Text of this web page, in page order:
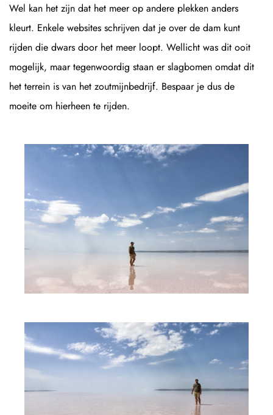
Wel kan het zijn dat het meer op andere plekken anders
kleurt. Enkele websites schrijven dat je over de dam kunt
rijden die dwars door het meer loopt. Wellicht was dit ooit
mogelijk, maar tegenwoordig staan er slagbomen omdat dit
het terrein is van het zoutmijnbedrijf. Bespaar je dus de
moeite om hierheen te rijden.